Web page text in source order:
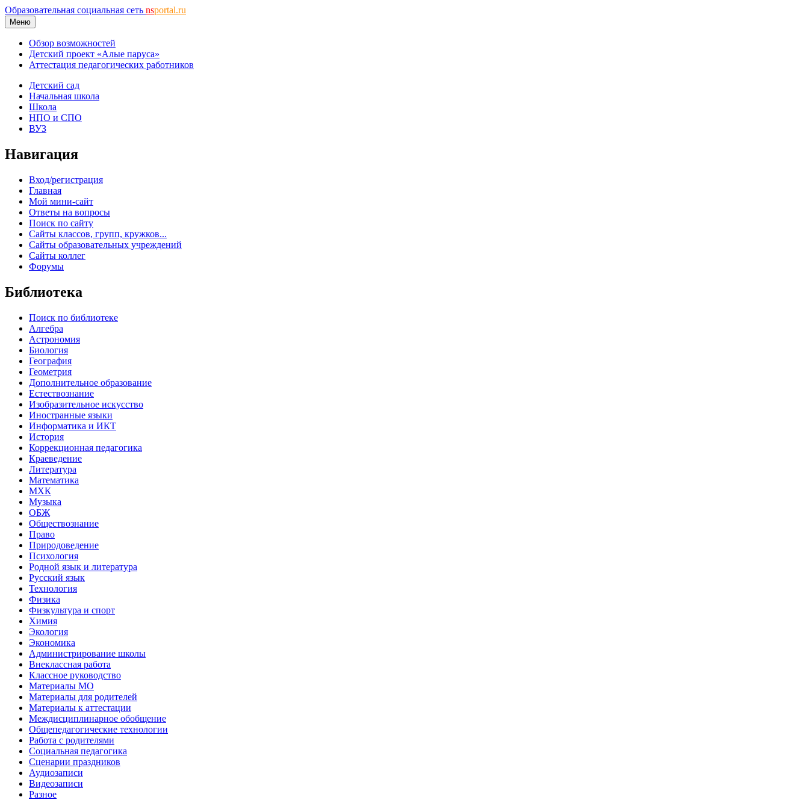
Образовательная социальная сеть nsportal.ru
Меню
Обзор возможностей
Детский проект «Алые паруса»
Аттестация педагогических работников
Детский сад
Начальная школа
Школа
НПО и СПО
ВУЗ
Навигация
Вход/регистрация
Главная
Мой мини-сайт
Ответы на вопросы
Поиск по сайту
Сайты классов, групп, кружков...
Сайты образовательных учреждений
Сайты коллег
Форумы
Библиотека
Поиск по библиотеке
Алгебра
Астрономия
Биология
География
Геометрия
Дополнительное образование
Естествознание
Изобразительное искусство
Иностранные языки
Информатика и ИКТ
История
Коррекционная педагогика
Краеведение
Литература
Математика
МХК
Музыка
ОБЖ
Обществознание
Право
Природоведение
Психология
Родной язык и литература
Русский язык
Технология
Физика
Физкультура и спорт
Химия
Экология
Экономика
Администрирование школы
Внеклассная работа
Классное руководство
Материалы МО
Материалы для родителей
Материалы к аттестации
Междисциплинарное обобщение
Общепедагогические технологии
Работа с родителями
Социальная педагогика
Сценарии праздников
Аудиозаписи
Видеозаписи
Разное